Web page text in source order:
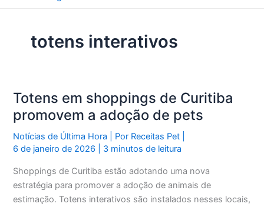
totens interativos
Totens em shoppings de Curitiba
promovem a adoção de pets
Notícias de Última Hora | Por Receitas Pet
6 de janeiro de 2026
3 minutos de leitura
Shoppings de Curitiba estão adotando uma nova
estratégia para promover a adoção de animais de
estimação. Totens interativos são instalados nesses locais,